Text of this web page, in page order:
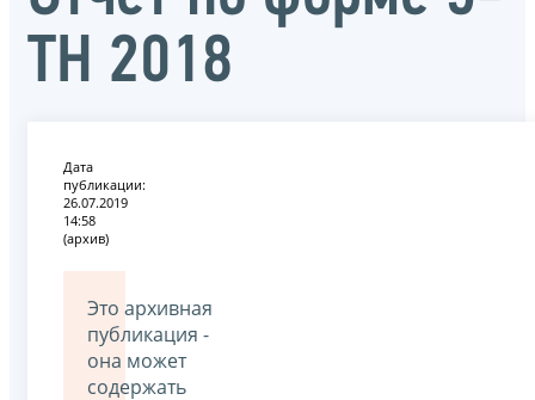
ТН 2018
Дата
публикации:
26.07.2019
14:58
(архив)
Это архивная
публикация -
она может
содержать